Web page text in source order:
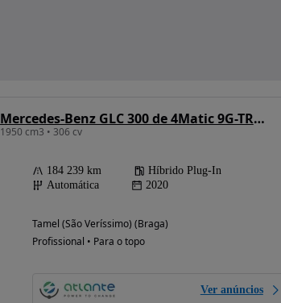
Mercedes-Benz GLC 300 de 4Matic 9G-TRONIC AMG Line
1950 cm3 • 306 cv
184 239 km
Híbrido Plug-In
Automática
2020
Tamel (São Veríssimo) (Braga)
Profissional • Para o topo
Ver anúncios